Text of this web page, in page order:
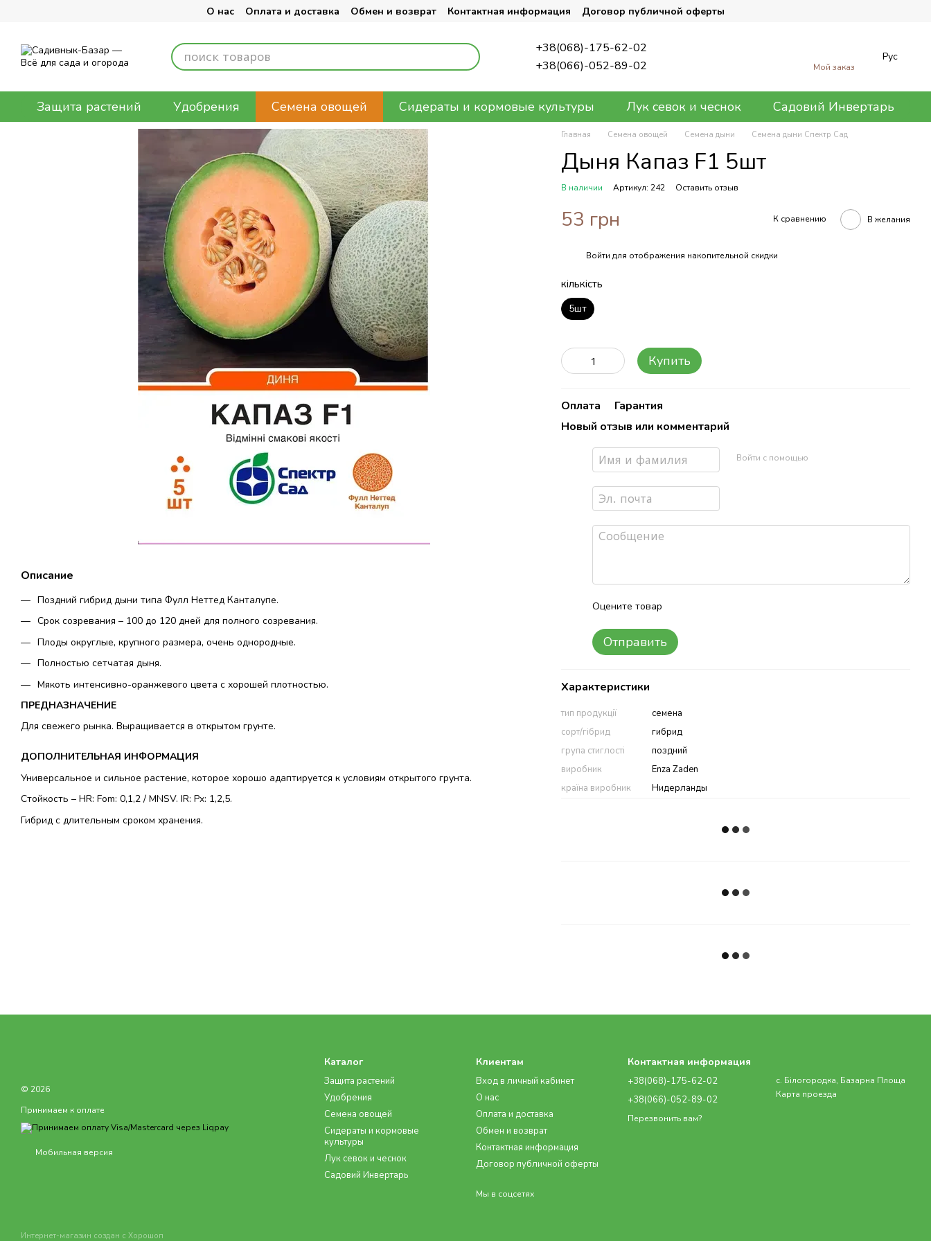
О нас Оплата и доставка Обмен и возврат Контактная информация Договор публичной оферты
+38(068)-175-62-02
+38(066)-052-89-02
Мой заказ
Рус
Защита растений Удобрения Семена овощей Сидераты и кормовые культуры Лук севок и чеснок Садовий Инвертарь
Описание
Поздний гибрид дыни типа Фулл Неттед Канталупе.
Срок созревания – 100 до 120 дней для полного созревания.
Плоды округлые, крупного размера, очень однородные.
Полностью сетчатая дыня.
Мякоть интенсивно-оранжевого цвета с хорошей плотностью.
ПРЕДНАЗНАЧЕНИЕ
Для свежего рынка. Выращивается в открытом грунте.
ДОПОЛНИТЕЛЬНАЯ ИНФОРМАЦИЯ
Универсальное и сильное растение, которое хорошо адаптируется к условиям открытого грунта.
Стойкость – HR: Fom: 0,1,2 / MNSV. IR: Px: 1,2,5.
Гибрид с длительным сроком хранения.
Главная Семена овощей Семена дыни Семена дыни Спектр Сад
Дыня Капаз F1 5шт
В наличии Артикул: 242 Оставить отзыв
53 грн К сравнению В желания
Войти для отображения накопительной скидки
кількість
5шт
Купить
Оплата
Гарантия
Новый отзыв или комментарий
Войти с помощью
Оцените товар
Отправить
Характеристики
тип продукції
семена
сорт/гібрид
гибрид
група стиглості
поздний
виробник
Enza Zaden
країна виробник
Нидерланды
© 2026
Принимаем к оплате
Мобильная версия
Интернет-магазин создан с Хорошоп
Каталог
Защита растений
Удобрения
Семена овощей
Сидераты и кормовые
культуры
Лук севок и чеснок
Садовий Инвертарь
Клиентам
Вход в личный кабинет
О нас
Оплата и доставка
Обмен и возврат
Контактная информация
Договор публичной оферты
Мы в соцсетях
Контактная информация
+38(068)-175-62-02
+38(066)-052-89-02
Перезвонить вам?
с. Білогородка, Базарна Площа
Карта проезда